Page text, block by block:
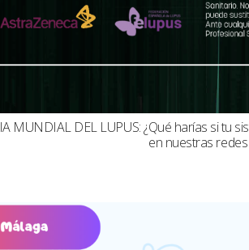
MUNDIAL DEL LUPUS: ¿Qué harías si tu
en nuestras